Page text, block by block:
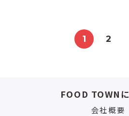
1 2
FOOD TOWN
会社概要